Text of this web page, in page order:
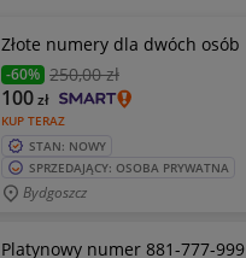
Złote numery dla dwóch osób
-60% 250,00 zł
KUP TERAZ
100zł
STAN: NOWY
SPRZEDAJĄCY: OSOBA PRYWATNA
Bydgoszcz
Platynowy numer 881-777-999